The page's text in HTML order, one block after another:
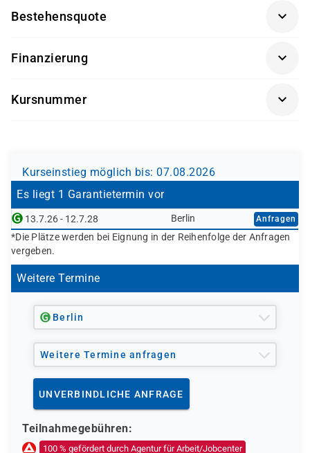
Kostenträger möglich.
Fr: 08:00 bis 14:00 Uhr
Bestehensquote
Finanzierung
persönlichen Voraussetzungen – durch verschiedene
oder SGB III)
Jobcenter (können eine Förderung empfehlen
bzw. veranlassen; die Ausstellung des
Bildungsgutscheins erfolgt durch die Agentur für
Arbeit)
Deutsche Rentenversicherung
Europäischer Sozialfonds (ESF)
Weitere öffentliche oder private Kostenträger
entscheidet der jeweilige Kostenträger nach einer
individuellen Prüfung Ihrer persönlichen
Voraussetzungen und Förderfähigkeit.
Kursnummer
Kurseinstieg möglich bis: 07.08.2026
Es liegt 1 Garantietermin vor
13.7.26 - 12.7.28 Berlin Anfragen
*Die Plätze werden bei Eignung in der Reihenfolge der Anfragen
vergeben.
Weitere Termine
Berlin
Weitere Termine anfragen
UNVERBINDLICHE ANFRAGE
Teilnahmegebühren:
100 % gefördert durch Agentur für Arbeit/Jobcenter